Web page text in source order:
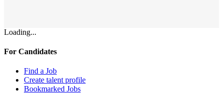
Loading...
For Candidates
Find a Job
Create talent profile
Bookmarked Jobs